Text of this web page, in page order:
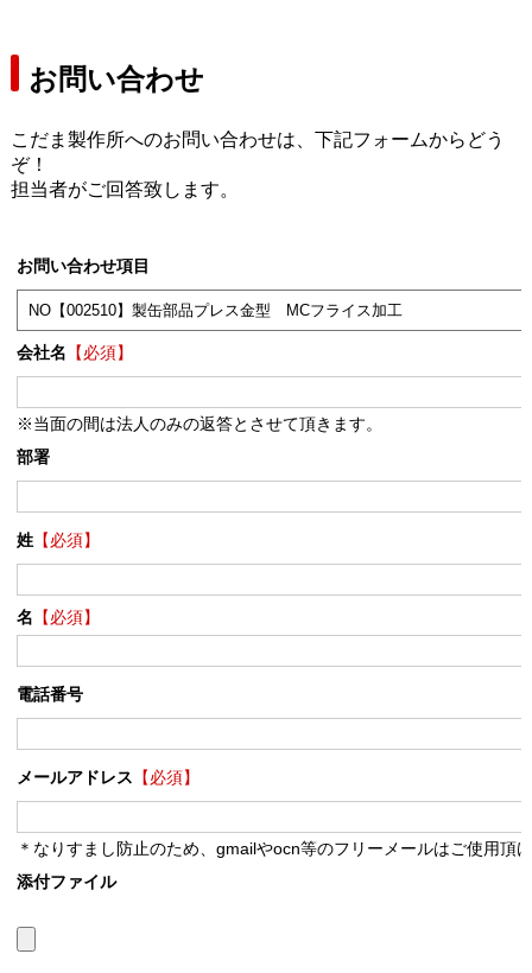
お問い合わせ
こだま製作所へのお問い合わせは、下記フォームからどう
ぞ！
担当者がご回答致します。
お問い合わせ項目
会社名 【必須】
※当面の間は法人のみの返答とさせて頂きます。
部署
姓【必須】
名 【必須】
電話番号
メールアドレス 【必須】
＊なりすまし防止のため、gmailやocn等のフリーメールはご使用頂
添付ファイル